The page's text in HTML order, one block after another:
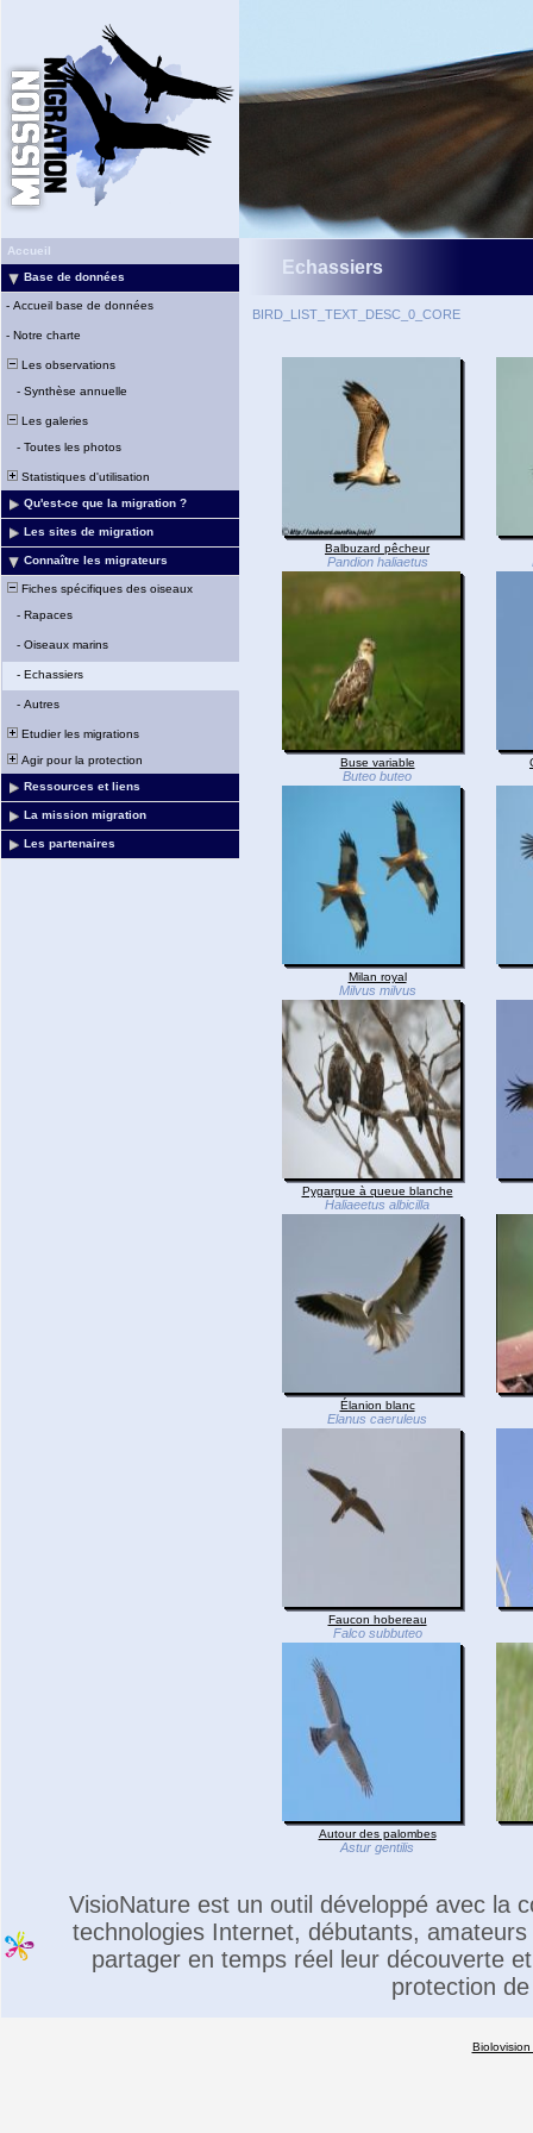
Accueil
Base de données
- Accueil base de données
- Notre charte
Les observations
- Synthèse annuelle
Les galeries
- Toutes les photos
Statistiques d'utilisation
Qu'est-ce que la migration ?
Les sites de migration
Connaître les migrateurs
Fiches spécifiques des oiseaux
- Rapaces
- Oiseaux marins
- Echassiers
- Autres
Etudier les migrations
Agir pour la protection
Ressources et liens
La mission migration
Les partenaires
Echassiers
BIRD_LIST_TEXT_DESC_0_CORE
Balbuzard pêcheur
Pandion haliaetus
Buse variable
Buteo buteo
Milan royal
Milvus milvus
Pygargue à queue blanche
Haliaeetus albicilla
Élanion blanc
Elanus caeruleus
Faucon hobereau
Falco subbuteo
Autour des palombes
Astur gentilis
VisioNature est un outil développé avec la
technologies Internet, débutants,
partager en temps réel leur découverte
protection
Biolovision